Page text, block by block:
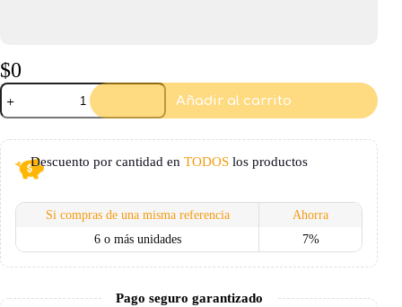
$0
Bolsa
de
Tela
para
Regalo
con
Mensaje
Personalizable
cantidad
Añadir al carrito
Descuento por cantidad en TODOS los productos
Si compras de una misma referencia
Ahorra
6 o más unidades
7%
Pago seguro garantizado